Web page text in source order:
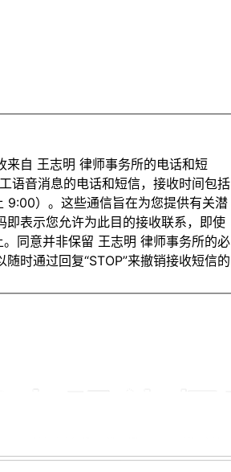
来自 王志明 律师事务所的电话和短
语音消息的电话和短信，接收时间包括
）。这些通信旨在为您提供有关潜
表示您允许为此目的接收联系，即使
同意并非保留 王志明 律师事务所的必
时通过回复“STOP”来撤销接收短信的